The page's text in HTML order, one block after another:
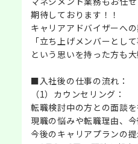
期待しております！！
キャリアアドバイザーへ
「立ち上げメンバーとし
という思いを持った方も大
■入社後の仕事の流れ：
（1）カウンセリング：
転職検討中の方との面談を
現職の悩みや転職理由、
今後のキャリアプランの